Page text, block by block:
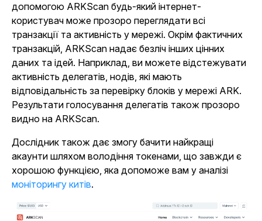
допомогою ARKScan будь-який інтернет-
користувач може прозоро переглядати всі
транзакції та активність у мережі. Окрім фактичних
транзакцій, ARKScan надає безліч інших цінних
даних та ідей. Наприклад, ви можете відстежувати
активність делегатів, нодів, які мають
відповідальність за перевірку блоків у мережі ARK.
Результати голосування делегатів також прозоро
видно на ARKScan.
Дослідник також дає змогу бачити найкращі
акаунти шляхом володіння токенами, що завжди є
хорошою функцією, яка допоможе вам у аналізі
моніторингу китів.